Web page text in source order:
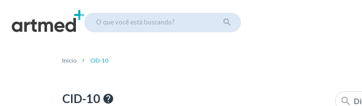
O que você está buscando?
Início CID-10
CID-10